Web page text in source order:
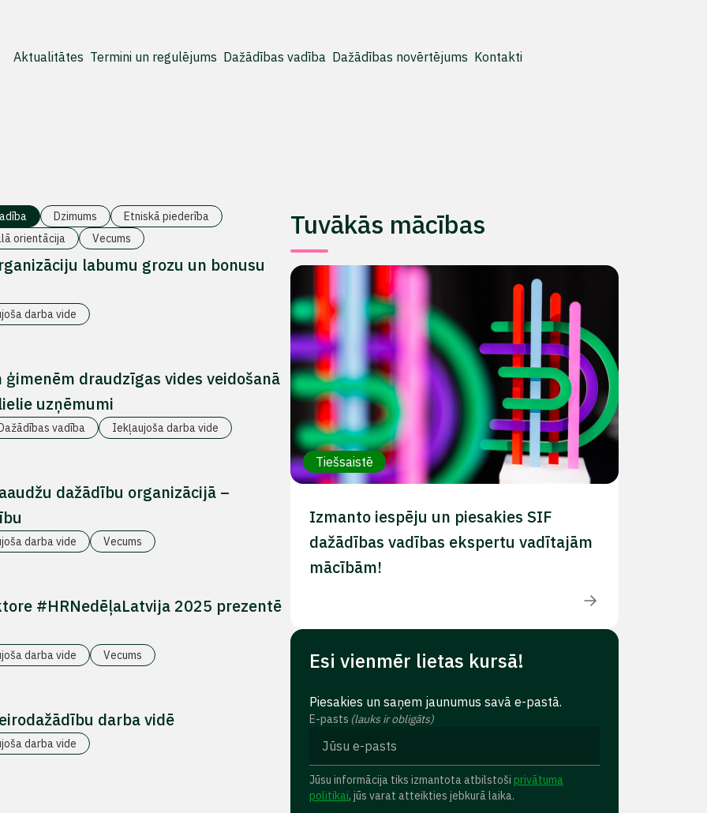
Aktualitātes Termini un regulējums Dažādības vadība Dažādības novērtējums Kontakti
Dzimums
Etniskā piederība
orientācija
Vecums
labumu grozu un bonusu
darba vide
draudzīgas vides veidošanā
uzņēmumi
vadība Iekļaujoša darba vide
dažādību organizācijā –
darba vide Vecums
#HRNedēļaLatvija 2025 prezentē
darba vide Vecums
darba vidē
darba vide
Tuvākās mācības
Tiešsaistē
Izmanto iespēju un piesakies SIF
dažādības vadības ekspertu vadītajām
mācībām!
Esi vienmēr lietas kursā!
Piesakies un saņem jaunumus savā e-pastā.
E-pasts (lauks ir obligāts)
Jūsu informācija tiks izmantota atbilstoši privātuma
politikai, jūs varat atteikties jebkurā laika.